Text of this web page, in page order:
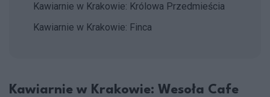
Kawiarnie w Krakowie: Królowa Przedmieścia
Kawiarnie w Krakowie: Finca
Kawiarnie w Krakowie: Wesoła Cafe